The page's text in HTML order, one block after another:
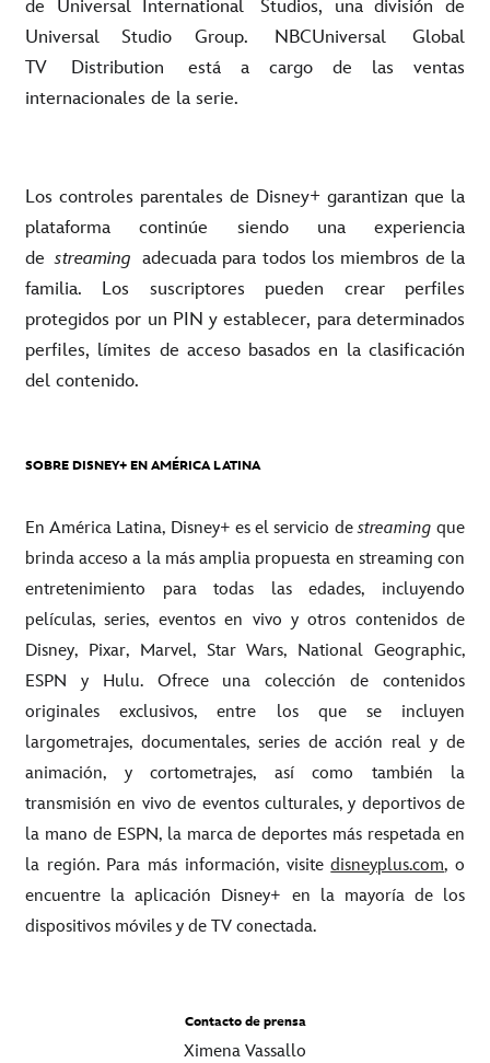
de Universal International Studios, una división de
Universal Studio Group.
NBCUniversal
Global
TV
Distribution
está a cargo de las ventas
internacionales de la serie.
Los controles parentales de Disney+ garantizan que la
plataforma continúe siendo una experiencia
de streaming adecuada para todos los miembros de la
familia. Los suscriptores pueden crear perfiles
protegidos por un PIN y establecer, para determinados
perfiles, límites de acceso basados en la clasificación
del contenido.
SOBRE DISNEY+ EN AMÉRICA LATINA
En América Latina, Disney+ es el servicio destreamingque
brinda acceso a la más amplia propuesta en streaming con
entretenimiento para todas las edades, incluyendo
películas, series, eventos en vivo y otros contenidos de
Disney, Pixar, Marvel, Star Wars, National Geographic,
ESPN y Hulu. Ofrece una colección de contenidos
originales exclusivos, entre los que se incluyen
largometrajes, documentales, series de acción real y de
animación, y cortometrajes, así como también la
transmisión en vivo de eventos culturales, y deportivos de
la mano de ESPN, la marca de deportes más respetada en
la región. Para más información, visitedisneyplus.com, o
encuentre la aplicación Disney+ en la mayoría de los
dispositivos móviles y de TV conectada.
Contacto de prensa
Ximena Vassallo